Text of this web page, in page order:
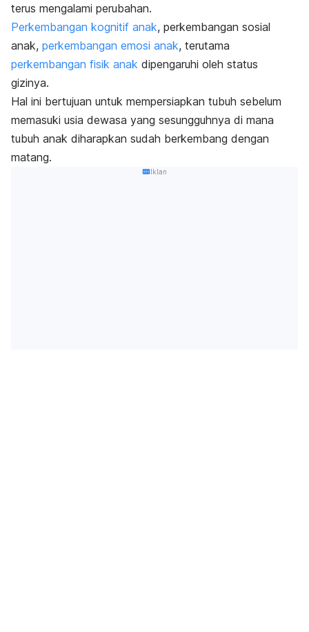
terus mengalami perubahan.
Perkembangan kognitif anak, perkembangan sosial
anak, perkembangan emosi anak, terutama
perkembangan fisik anak dipengaruhi oleh status
gizinya.
Hal ini bertujuan untuk mempersiapkan tubuh sebelum
memasuki usia dewasa yang sesungguhnya di mana
tubuh anak diharapkan sudah berkembang dengan
matang.
Iklan